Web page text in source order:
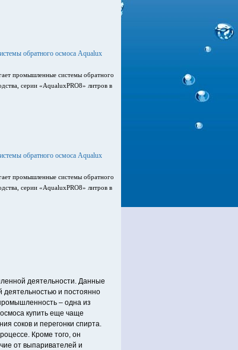
обратного осмоса Aqualux
промышленные системы обратного
серии «AqualuxPRO8» литров в
обратного осмоса Aqualux
промышленные системы обратного
серии «AqualuxPRO8» литров в
деятельности. Данные
и постоянно
– одна из
купить еще чаще
соков и перегонки спирта.
Кроме того, он
от выпаривателей и